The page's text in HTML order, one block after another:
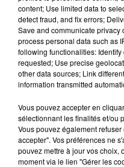
4h36
4h36
CRASH TEST DUMMIES
Mmm
4h32
4h32
ANGELE
content; Use limited data to
detect fraud, and fix errors;
Save and communicate
process personal data such as
following functionalities:
requested; Use precise
other data sources; Link
information transmitted
Vous pouvez accepter en
sélectionnant les finalités et/ou
Vous pouvez également
accepter". Vos préférences ne
pouvez mettre à jour vos choix,
moment via le lien "Gérer les